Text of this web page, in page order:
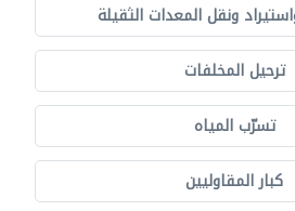
ونقل المعدات الثقيلة
ترحيل المخلفات
تسرّب المياه
كبار المقاوليين